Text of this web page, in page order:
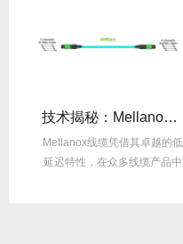
技术揭秘：Mellanox线缆低延迟背后的“信号优化”黑科技！
Mellanox线缆凭借其卓越的低
延迟特性，在众多线缆产品中